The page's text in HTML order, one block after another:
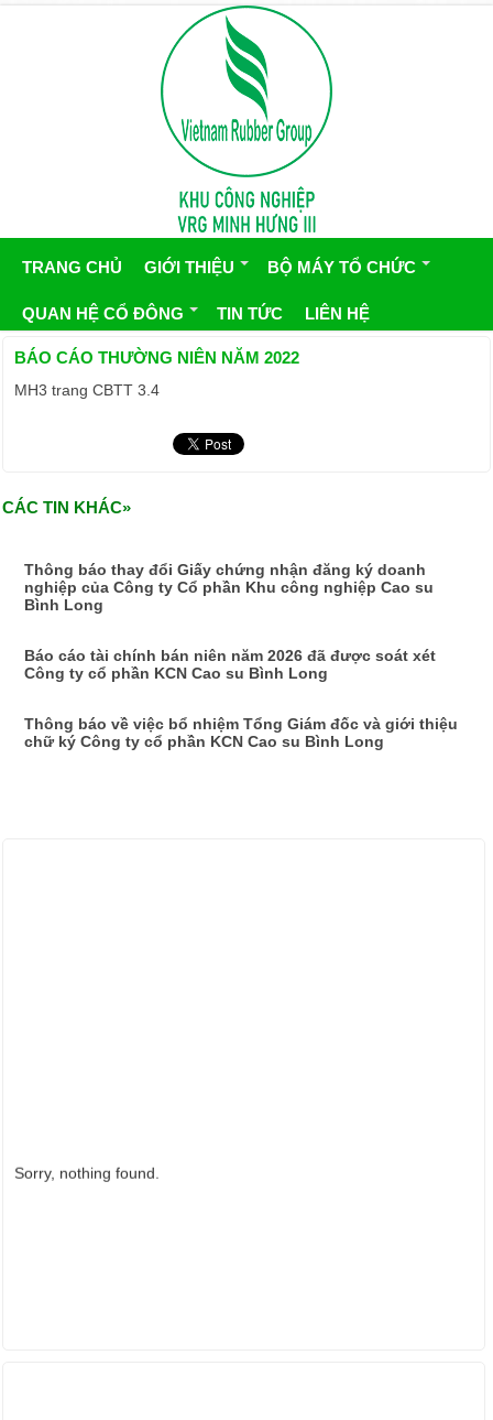
TRANG CHỦ GIỚI THIỆU BỘ MÁY TỔ CHỨC
QUAN HỆ CỔ ĐÔNG TIN TỨC LIÊN HỆ
BÁO CÁO THƯỜNG NIÊN NĂM 2022
MH3 trang CBTT 3.4
CÁC TIN KHÁC»
Thông báo thay đổi Giấy chứng nhận đăng ký doanh
nghiệp của Công ty Cổ phần Khu công nghiệp Cao su
Bình Long
Báo cáo tài chính bán niên năm 2026 đã được soát xét
Công ty cổ phần KCN Cao su Bình Long
Thông báo về việc bổ nhiệm Tổng Giám đốc và giới thiệu
chữ ký Công ty cổ phần KCN Cao su Bình Long